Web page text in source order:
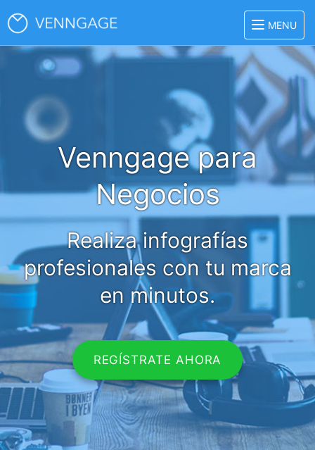
Toggle
MENU
Venngage para
Negocios
Realiza infografías
profesionales con tu marca
en minutos.
REGÍSTRATE AHORA